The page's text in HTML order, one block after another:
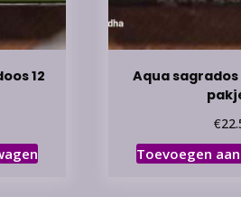
12
Aqua sagrados
€
Toevoegen